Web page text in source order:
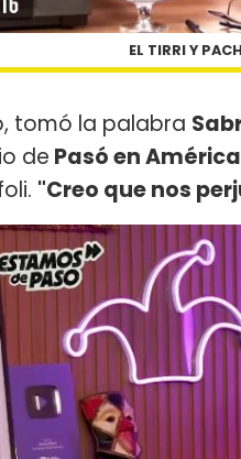
EL TIRRI Y
tomó la palabra
de Pasó en América
"Creo que nos